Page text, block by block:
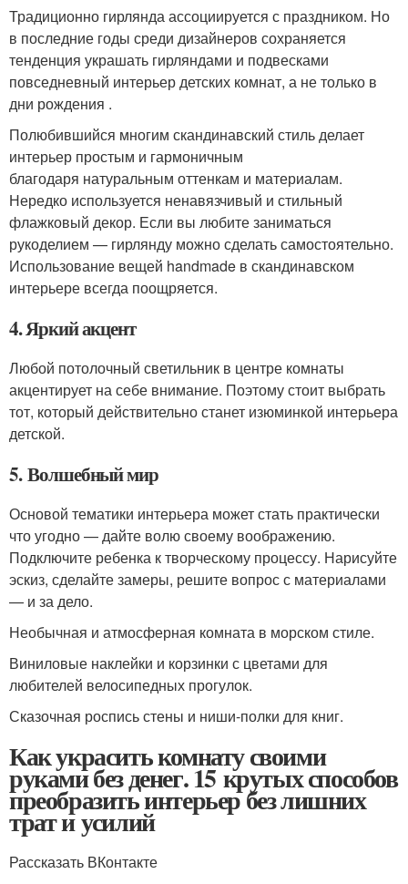
Традиционно гирлянда ассоциируется с праздником. Но
в последние годы среди дизайнеров сохраняется
тенденция украшать гирляндами и подвесками
повседневный интерьер детских комнат, а не только в
дни рождения .
Полюбившийся многим скандинавский стиль делает
интерьер простым и гармоничным
благодаря натуральным оттенкам и материалам.
Нередко используется ненавязчивый и стильный
флажковый декор. Если вы любите заниматься
рукоделием — гирлянду можно сделать самостоятельно.
Использование вещей handmade в скандинавском
интерьере всегда поощряется.
4. Яркий акцент
Любой потолочный светильник в центре комнаты
акцентирует на себе внимание. Поэтому стоит выбрать
тот, который действительно станет изюминкой интерьера
детской.
5. Волшебный мир
Основой тематики интерьера может стать практически
что угодно — дайте волю своему воображению.
Подключите ребенка к творческому процессу. Нарисуйте
эскиз, сделайте замеры, решите вопрос с материалами
— и за дело.
Необычная и атмосферная комната в морском стиле.
Виниловые наклейки и корзинки с цветами для
любителей велосипедных прогулок.
Сказочная роспись стены и ниши-полки для книг.
Как украсить комнату своими
руками без денег. 15 крутых способов
преобразить интерьер без лишних
трат и усилий
Рассказать ВКонтакте